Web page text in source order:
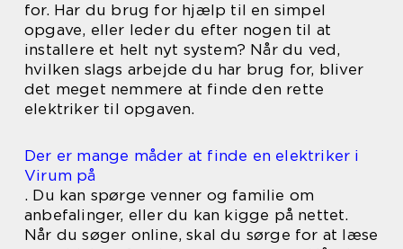
for. Har du brug for hjælp til en simpel
opgave, eller leder du efter nogen til at
installere et helt nyt system? Når du ved,
hvilken slags arbejde du har brug for, bliver
det meget nemmere at finde den rette
elektriker til opgaven.
Der er mange måder at finde en elektriker i
Virum på
. Du kan spørge venner og familie om
anbefalinger, eller du kan kigge på nettet.
Når du søger online, skal du sørge for at læse